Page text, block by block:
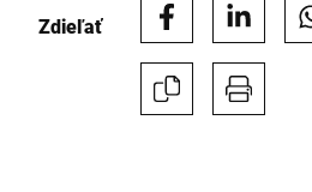
Anti-Robot Verification
Click to start
Zdieľať